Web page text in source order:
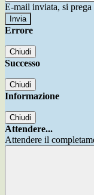
E-mail inviata, si
Errore
Chiudi
Successo
Chiudi
Informazione
Chiudi
Attendere...
Attendere il